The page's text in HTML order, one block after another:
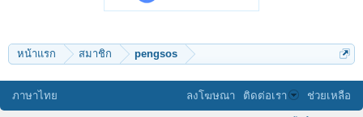
หน้าแรก สมาชิก pengsos
ภาษาไทย ลงโฆษณา ติดต่อเรา ช่วยเหลือ